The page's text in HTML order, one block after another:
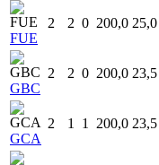
FUE
2 2 0 200,0 25,0
GBC
2 2 0 200,0 23,5
GCA
2 1 1 200,0 23,5